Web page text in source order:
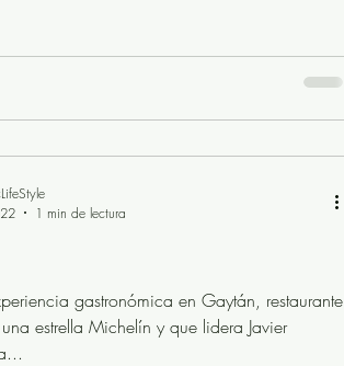
gastronómica en Gaytán, restaurante
estrella Michelín y que lidera Javier
1 min de lectura